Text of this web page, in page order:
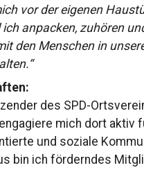
vor der eigenen
anpacken, zuhören
den Menschen in
des SPD-
mich dort aktiv
und soziale
bin ich förderndes